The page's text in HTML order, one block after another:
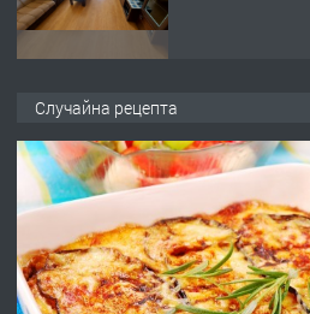
ХАСКОВО
ПРЕДЛАГА Давам гараж
Случайна рецепта